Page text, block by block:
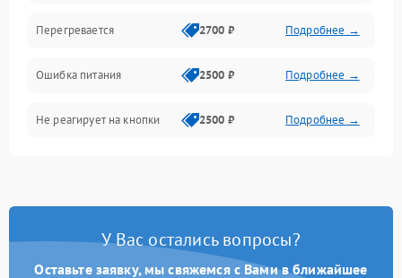
Перегревается 2700 ₽ Подробнее →
Ошибка питания 2500 ₽ Подробнее →
Не реагирует на кнопки 2500 ₽ Подробнее →
У Вас остались вопросы?
Оставьте заявку, мы свяжемся с Вами в ближайшее